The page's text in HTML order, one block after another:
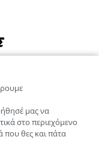
125
μας να
στο περιεχόμενο
που θες και πάτα